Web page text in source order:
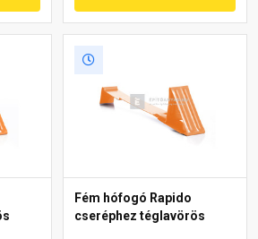
Fém hófogó Rapido
cseréphez téglavörös